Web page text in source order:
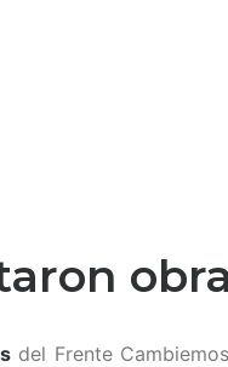
del Frente Cambiemos